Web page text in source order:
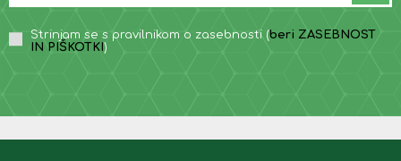
Strinjam se s pravilnikom o zasebnosti (beri ZASEBNOST
IN PIŠKOTKI )